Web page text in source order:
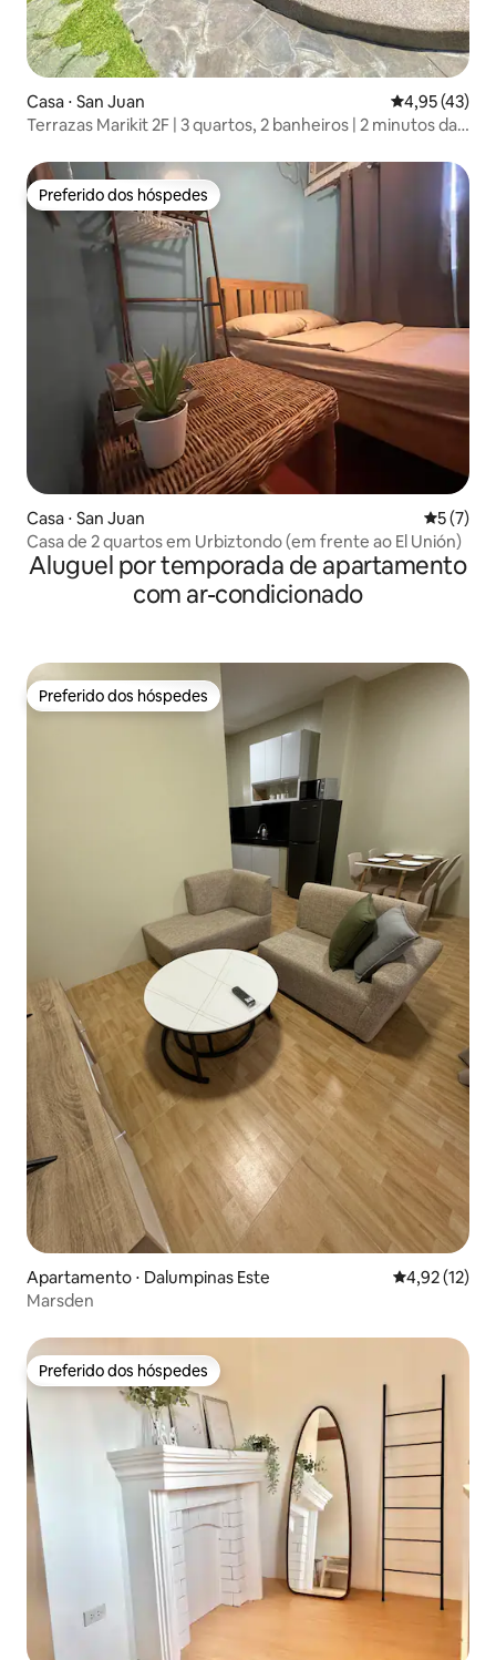
Casa ⋅ San Juan 4,95 de uma
4,95 (43)
Terrazas Marikit 2F | 3 quartos, 2 banheiros | 2 minutos da
Preferido dos hóspedes
Preferido dos hóspedes
Casa ⋅ San Juan 5 de
5 (7)
Casa de 2 quartos em Urbiztondo (em frente ao El Unión)
Aluguel por temporada de apartamento
com ar-condicionado
Preferido dos hóspedes
Preferido dos hóspedes
Apartamento ⋅ Dalumpinas Este 4,92 de uma
4,92 (12)
Marsden
Preferido dos hóspedes
Preferido dos hóspedes